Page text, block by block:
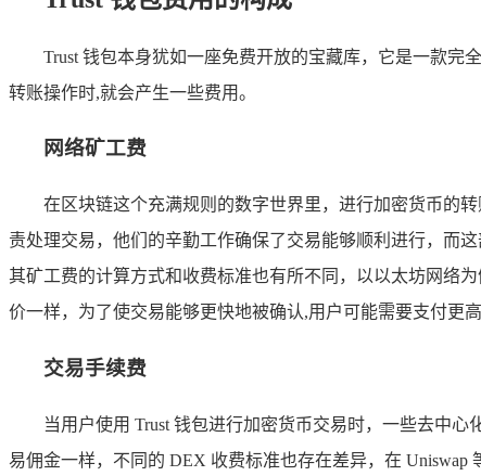
Trust 钱包本身犹如一座免费开放的宝藏库，它是一款完
转账操作时,就会产生一些费用。
网络矿工费
在区块链这个充满规则的数字世界里，进行加密货币的
责处理交易，他们的辛勤工作确保了交易能够顺利进行，而
其矿工费的计算方式和收费标准也有所不同，以以太坊网络
价一样，为了使交易能够更快地被确认,用户可能需要支付更高
交易手续费
当用户使用 Trust 钱包进行加密货币交易时，一些去中
易佣金一样，不同的 DEX 收费标准也存在差异，在 Uniswap